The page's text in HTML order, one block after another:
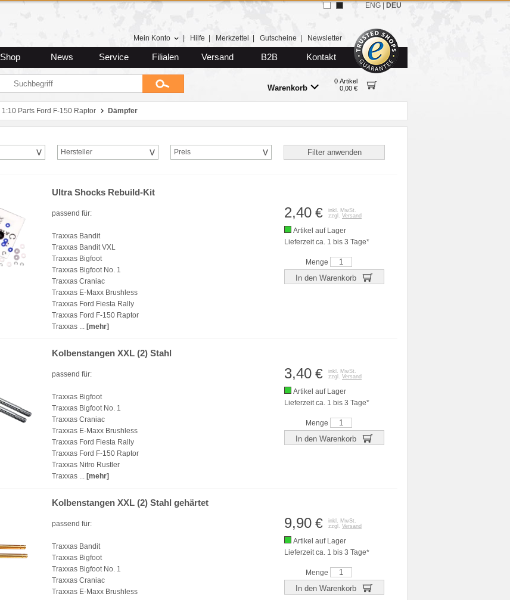
Mein Konto Hilfe Merkzettel Gutscheine Newsletter
Shop News Service Filialen Versand B2B Kontakt
Warenkorb
0 Artikel
0,00 €
ENG DEU
1:10 Parts Ford F-150 Raptor Dämpfer
Hersteller Preis
Ultra Shocks Rebuild-Kit
passend für:
Traxxas Bandit
Traxxas Bandit VXL
Traxxas Bigfoot
Traxxas Bigfoot No. 1
Traxxas Craniac
Traxxas E-Maxx Brushless
Traxxas Ford Fiesta Rally
Traxxas Ford F-150 Raptor
Traxxas ... [mehr]
2,40 €
inkl. MwSt.
zzgl. Versand
Artikel auf Lager
Lieferzeit ca. 1 bis 3 Tage*
Menge
In den Warenkorb
Kolbenstangen XXL (2) Stahl
passend für:
Traxxas Bigfoot
Traxxas Bigfoot No. 1
Traxxas Craniac
Traxxas E-Maxx Brushless
Traxxas Ford Fiesta Rally
Traxxas Ford F-150 Raptor
Traxxas Nitro Rustler
Traxxas ... [mehr]
3,40 €
inkl. MwSt.
zzgl. Versand
Artikel auf Lager
Lieferzeit ca. 1 bis 3 Tage*
Menge
In den Warenkorb
Kolbenstangen XXL (2) Stahl gehärtet
passend für:
Traxxas Bandit
Traxxas Bigfoot
Traxxas Bigfoot No. 1
Traxxas Craniac
Traxxas E-Maxx Brushless
9,90 €
inkl. MwSt.
zzgl. Versand
Artikel auf Lager
Lieferzeit ca. 1 bis 3 Tage*
Menge
In den Warenkorb